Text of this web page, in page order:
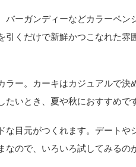
ーガンディーなどカラーペン
くだけで新鮮かつこなれた雰
ー。カーキはカジュアルで決
いとき、夏や秋におすすめで
目元がつくれます。デートや
ので、いろいろ試してみるの